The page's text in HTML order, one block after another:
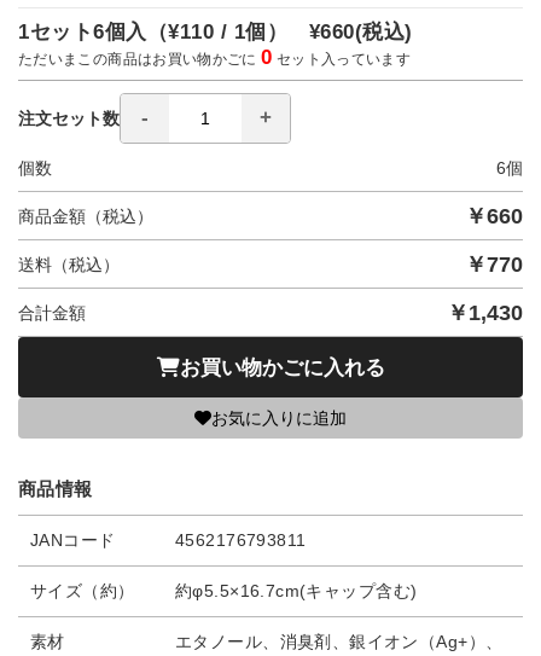
1セット6個入（¥110 / 1個） ¥660(税込)
ただいまこの商品はお買い物かごに0 セット入っています
注文セット数
個数 6個
商品金額（税込） ￥660
送料（税込） ￥770
合計金額 ￥ 1,430
お買い物かごに入れる
お気に入りに追加
商品情報
JANコード 4562176793811
サイズ（約） 約φ5.5×16.7cm(キャップ含む)
素材
エタノール、消臭剤、銀イオン（Ag+）、